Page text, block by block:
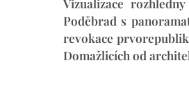
Poděbrad s
revokace
Domažlicích od